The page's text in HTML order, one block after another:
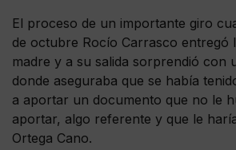
El proceso de un importante giro
de octubre Rocío Carrasco entregó
madre y a su salida sorprendió con
donde aseguraba que se había
a aportar un documento que no le
aportar, algo referente y que le
Ortega Cano.